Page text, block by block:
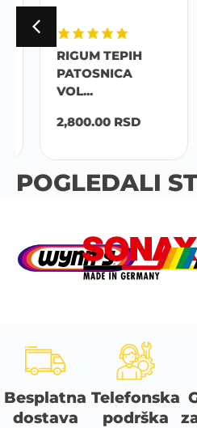
RIGUM TEPIH
PATOSNICA
VOL...
2,800.00RSD
POGLEDALI
Besplatna
dostava
Telefonska
podrška